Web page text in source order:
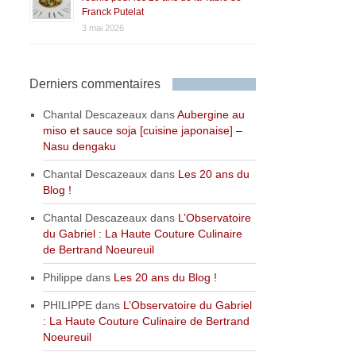
Franck Putelat
3 mai 2026
Derniers commentaires
Chantal Descazeaux dansAubergine au
miso et sauce soja [cuisine japonaise] –
Nasu dengaku
Chantal Descazeaux dans Les 20 ans du
Blog !
Chantal Descazeaux dans L’Observatoire
du Gabriel : La Haute Couture Culinaire
de Bertrand Noeureuil
Philippe dans Les 20 ans du Blog !
PHILIPPE dans L’Observatoire du Gabriel
: La Haute Couture Culinaire de Bertrand
Noeureuil